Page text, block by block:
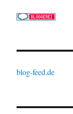
blog-feed.de